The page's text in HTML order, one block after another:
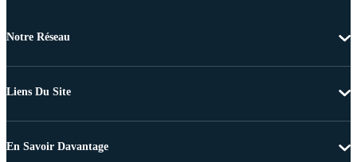
Notre Réseau
Liens Du Site
En Savoir Davantage